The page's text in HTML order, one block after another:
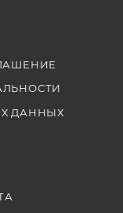
ДАННЫХ